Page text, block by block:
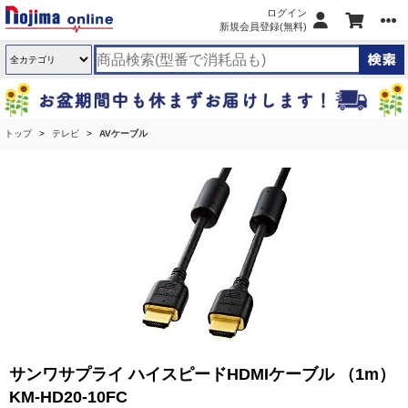
ログイン
新規会員登録(無料)
トップ テレビ AVケーブル
サンワサプライ ハイスピードHDMIケーブル （1m）
KM-HD20-10FC